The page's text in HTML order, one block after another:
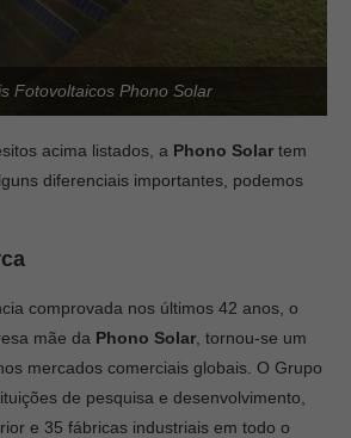
Fotovoltaicos Phono Solar
acima listados, a Phono Solar tem
diferenciais importantes, podemos
comprovada nos últimos 42 anos, o
mãe da Phono Solar , tornou-se um
mercados comerciais globais. O Grupo
de pesquisa e desenvolvimento,
e 35 fábricas industriais em todo o